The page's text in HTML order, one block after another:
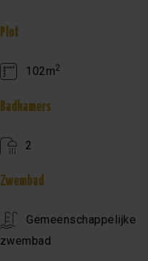
Plot
102m2
Badkamers
2
Zwembad
Gemeenschappelijke
zwembad